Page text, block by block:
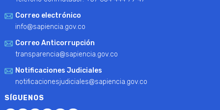
Correo electrónico
info@sapiencia.gov.co
Correo Anticorrupción
transparencia@sapiencia.gov.co
Notificaciones Judiciales
notificacionesjudiciales@sapiencia.gov.co
SÍGUENOS